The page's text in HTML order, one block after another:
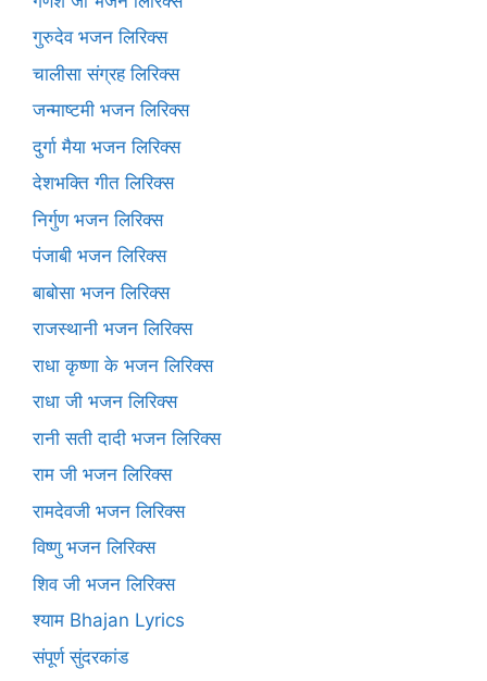
गुरुदेव भजन लिरिक्स
चालीसा संग्रह लिरिक्स
जन्माष्टमी भजन लिरिक्स
दुर्गा मैया भजन लिरिक्स
देशभक्ति गीत लिरिक्स
निर्गुण भजन लिरिक्स
पंजाबी भजन लिरिक्स
बाबोसा भजन लिरिक्स
राजस्थानी भजन लिरिक्स
राधा कृष्णा के भजन लिरिक्स
राधा जी भजन लिरिक्स
रानी सती दादी भजन लिरिक्स
राम जी भजन लिरिक्स
रामदेवजी भजन लिरिक्स
विष्णु भजन लिरिक्स
शिव जी भजन लिरिक्स
श्याम Bhajan Lyrics
संपूर्ण सुंदरकांड